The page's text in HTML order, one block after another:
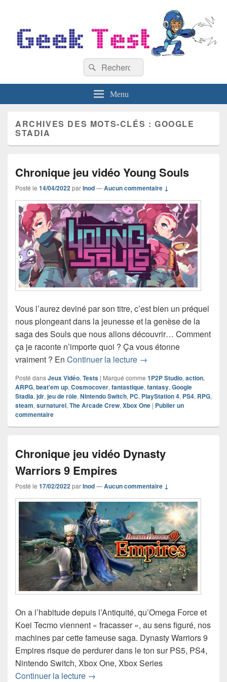
Recherche :
Rechercher
Menu
ARCHIVES DES MOTS-CLÉS :GOOGLE
STADIA
Chronique jeu vidéo Young Souls
Posté le 14/04/2022parInod—Aucun commentaire ↓
Vous l’aurez deviné par son titre, c’est bien un préquel
nous plongeant dans la jeunesse et la genèse de la
saga des Souls que nous allons découvrir… Comment
ça je raconte n’importe quoi ? Ça vous étonne
vraiment ? En Continuer la lecture Chronique jeu vidéo
→
Posté dansJeux Vidéo, Tests | Marqué comme 1P2P Studio, action,
ARPG, beat'em up, Cosmocover, fantastique, fantasy, Google
Stadia, jdr, jeu de rôle, Nintendo Switch, PC, PlayStation 4, PS4, RPG,
steam, surnaturel, The Arcade Crew, Xbox One | Publier un
commentaire
Chronique jeu vidéo Dynasty
Warriors 9 Empires
Posté le 17/02/2022parInod—Aucun commentaire ↓
On a l’habitude depuis l’Antiquité, qu’Omega Force et
Koei Tecmo viennent « fracasser », au sens figuré, nos
machines par cette fameuse saga. Dynasty Warriors 9
Empires risque de perdurer dans le ton sur PS5, PS4,
Nintendo Switch, Xbox One, Xbox Series
Continuer la lecture Chronique jeu vidéo Dynasty Warriors
→